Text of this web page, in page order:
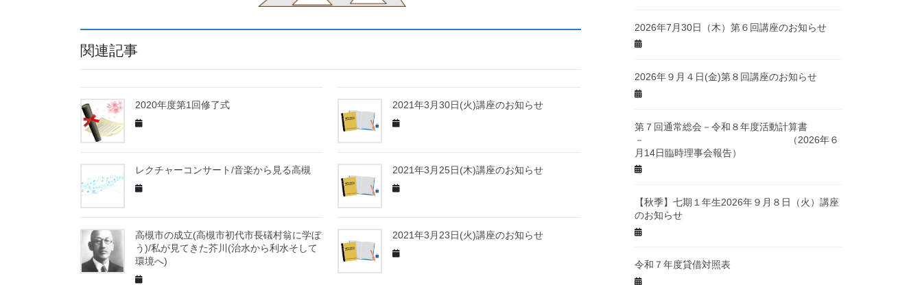
関連記事
2020年度第1回修了式 2021年3月30日(火)講座のお知らせ
レクチャーコンサート/音楽から見る高槻 2021年3月25日(木)講座のお知らせ
高槻市の成立(高槻市初代市長礒村翁に学ぼ
う)/私が見てきた芥川(治水から利水そして
環境へ)
2021年3月23日(火)講座のお知らせ
2026年7月30日（木）第６回講座のお知らせ
2026年９月４日(金)第８回講座のお知らせ
第７回通常総会－令和８年度活動計算書
－ （2026年６
月14日臨時理事会報告）
【秋季】七期１年生2026年９月８日（火）講座
のお知らせ
令和７年度貸借対照表